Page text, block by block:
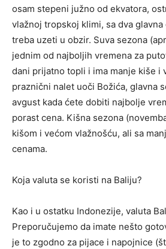
osam stepeni južno od ekvatora,
vlažnoj tropskoj klimi, sa dva
treba uzeti u obzir. Suva sezona
jednim od najboljih vremena za
dani prijatno topli i ima manje kiše i
praznični nalet uoči Božića, glavna
avgust kada ćete dobiti najbolje
porast cena. Kišna sezona
kišom i većom vlažnošću, ali sa
cenama.
Koja valuta se koristi na Baliju?
Kao i u ostatku Indonezije, valuta
Preporučujemo da imate nešto
je to zgodno za pijace i napojnice